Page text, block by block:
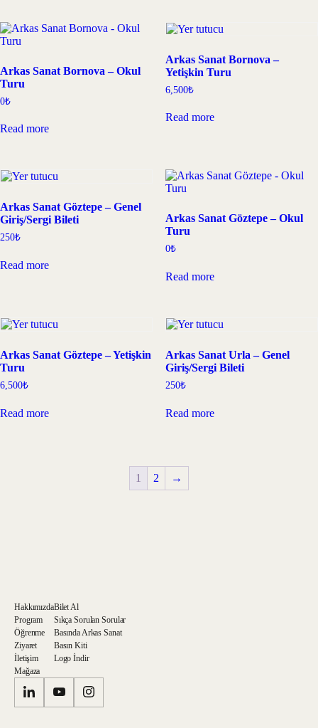
Arkas Sanat Bornova – Okul
Turu
0₺
Read more
Arkas Sanat Bornova –
Yetişkin Turu
6,500₺
Read more
Arkas Sanat Göztepe – Genel
Giriş/Sergi Bileti
250₺
Read more
Arkas Sanat Göztepe – Okul
Turu
0₺
Read more
Arkas Sanat Göztepe – Yetişkin
Turu
6,500₺
Read more
Arkas Sanat Urla – Genel
Giriş/Sergi Bileti
250₺
Read more
1 2 →
Hakkımızda
Program
Öğrenme
Ziyaret
İletişim
Mağaza
Bilet Al
Sıkça Sorulan Sorular
Basında Arkas Sanat
Basın Kiti
Logo İndir